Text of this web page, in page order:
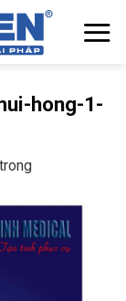
hong-1-
trong